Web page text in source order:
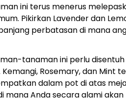
ini terus menerus
Pikirkan Lavender dan
perbatasan di mana
tanaman ini perlu
Rosemary, dan Mint
dalam pot di atas
mana Anda secara alami